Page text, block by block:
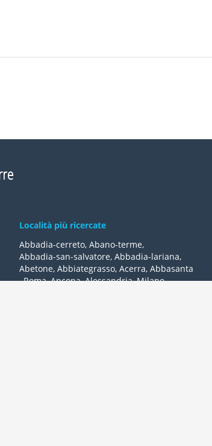
Località più ricercate
Abbadia-cerreto, Abano-terme,
Abbadia-san-salvatore, Abbadia-lariana,
Abetone, Abbiategrasso, Acerra, Abbasanta
,Roma,Ancona,Alessandria,Milano,